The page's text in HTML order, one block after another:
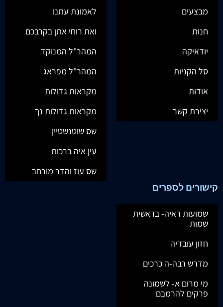
מבצעים
חנות
יודאיקה
סל הקניות
אודות
יצירת קשר
לאמונת עתנו
ואת רוחי אתן בקרבכם
המהר"ל המנוקד
המהר"ל מפראג
מקראות גדולות
מקראות גדולות נך
שס שוטנשטיין
עין איה ברכות
שס עוז והדר מורחב
קישורים לספרים
שמועות ראיה- בראשית
שמות
חזון עובדיה
מדרש רבה-ה כרכים
מי מרום א- לשמונה
פרקים להרמבם